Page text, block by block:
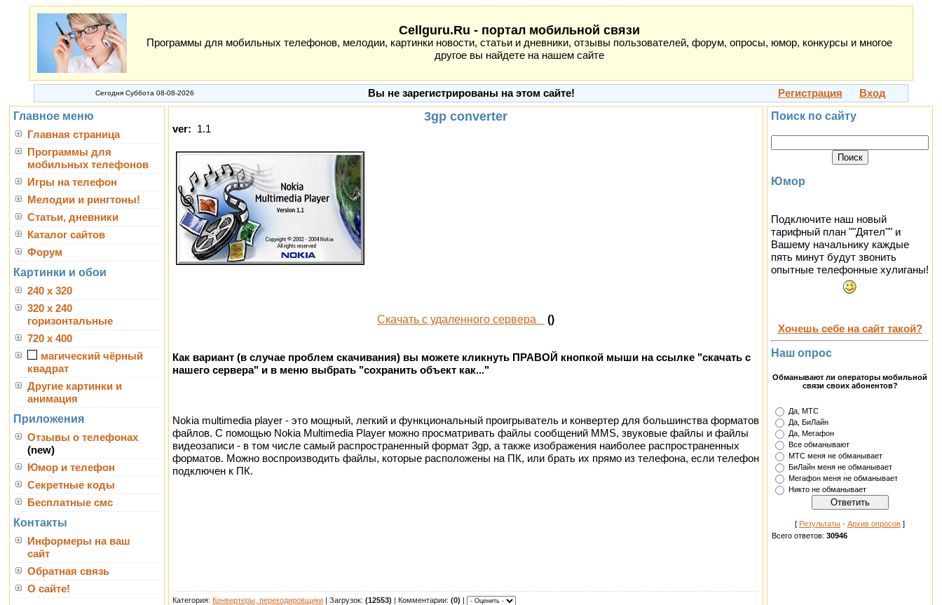
Cellguru.Ru - портал мобильной связи
Программы для мобильных телефонов, мелодии, картинки новости, статьи и дневники, отзывы пользователей, форум, опросы, юмор, конкурсы и многое
другое вы найдете на нашем сайте
Сегодня Суббота 08-08-2026 Вы не зарегистрированы на этом сайте! Регистрация Вход
Главное меню
Главная страница
Программы для
мобильных телефонов
Игры на телефон
Мелодии и рингтоны!
Статьи, дневники
Каталог сайтов
Форум
Картинки и обои
240 x 320
320 x 240
горизонтальные
720 x 400
магический чёрный
квадрат
Другие картинки и
анимация
Приложения
Отзывы о телефонах
(new)
Юмор и телефон
Секретные коды
Бесплатные смс
Контакты
Информеры на ваш
сайт
Обратная связь
О сайте!
3gp converter
ver: 1.1
Скачать с удаленного сервера ()
Как вариант (в случае проблем скачивания) вы можете кликнуть ПРАВОЙ кнопкой мыши на ссылке "скачать с
нашего сервера" и в меню выбрать "сохранить объект как..."
Nokia multimedia player - это мощный, легкий и функциональный проигрыватель и конвертер для большинства форматов
файлов. С помощью Nokia Multimedia Player можно просматривать файлы сообщений MMS, звуковые файлы и файлы
видеозаписи - в том числе самый распространенный формат 3gp, а также изображения наиболее распространенных
форматов. Можно воспроизводить файлы, которые расположены на ПК, или брать их прямо из телефона, если телефон
подключен к ПК.
Категория: Конвертеры, перекодировщики | Загрузок: (12553) | Комментарии: (0) |
Поиск по сайту
Юмор
Подключите наш новый
тарифный план ""Дятел"" и
Вашему начальнику каждые
пять минут будут звонить
опытные телефонные хулиганы!
Хочешь себе на сайт такой?
Наш опрос
Обманывают ли операторы мобильной
связи своих абонентов?
Да, МТС
Да, БиЛайн
Да, Мегафон
Все обманывают
МТС меня не обманывает
БиЛайн меня не обманывает
Мегафон меня не обманывает
Никто не обманывает
[ Результаты · Архив опросов ]
Всего ответов: 30946